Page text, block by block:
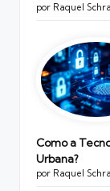
por Raquel
Como a
Urbana?
por Raquel